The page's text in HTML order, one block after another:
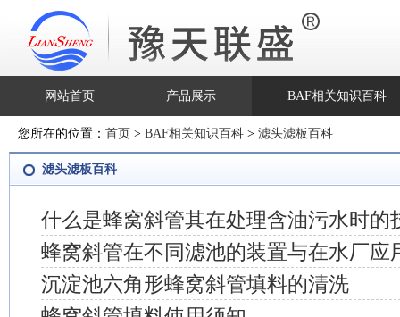
网站首页 产品展示 BAF相关知识百科
您所在的位置： 首页 > BAF相关知识百科 > 滤头滤板百科
滤头滤板百科
什么是蜂窝斜管其在处理含油污水时的
蜂窝斜管在不同滤池的装置与在水厂应
沉淀池六角形蜂窝斜管填料的清洗